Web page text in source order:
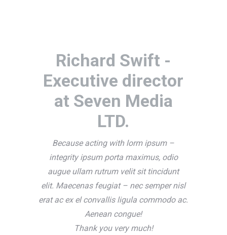
Richard Swift -
Executive director
at Seven Media
LTD.
Because acting with lorm ipsum –
integrity ipsum porta maximus, odio
augue ullam rutrum velit sit tincidunt
elit. Maecenas feugiat – nec semper nisl
erat ac ex el convallis ligula commodo ac.
Aenean congue!
Thank you very much!